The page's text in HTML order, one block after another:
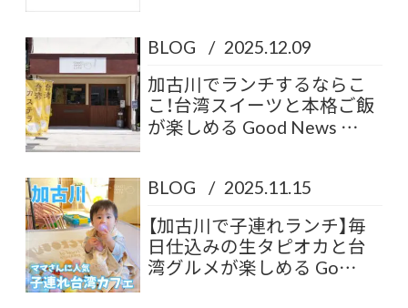
BLOG / 2025.12.09
加古川でランチするならこ
こ！台湾スイーツと本格ご飯
が楽しめる Good News …
BLOG / 2025.11.15
【加古川で子連れランチ】毎
日仕込みの生タピオカと台
湾グルメが楽しめる Go…